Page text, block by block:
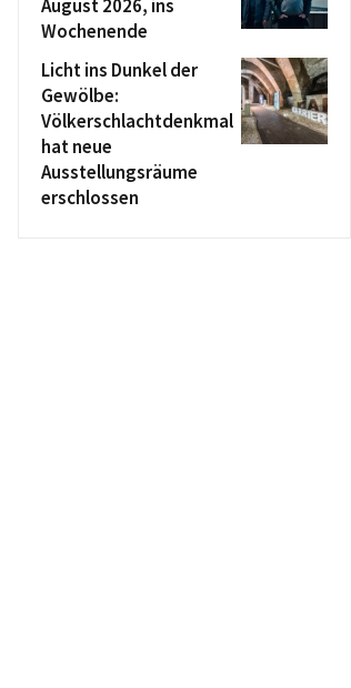
August 2026, ins
Wochenende
Licht ins Dunkel der
Gewölbe:
Völkerschlachtdenkmal
hat neue
Ausstellungsräume
erschlossen